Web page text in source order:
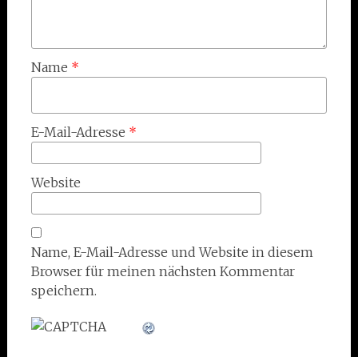
Name *
E-Mail-Adresse *
Website
Name, E-Mail-Adresse und Website in diesem
Browser für meinen nächsten Kommentar
speichern.